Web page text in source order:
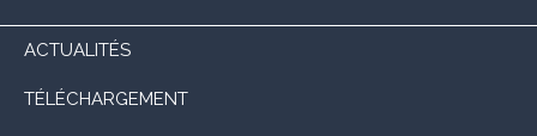
ACTUALITÉS
TÉLÉCHARGEMENT